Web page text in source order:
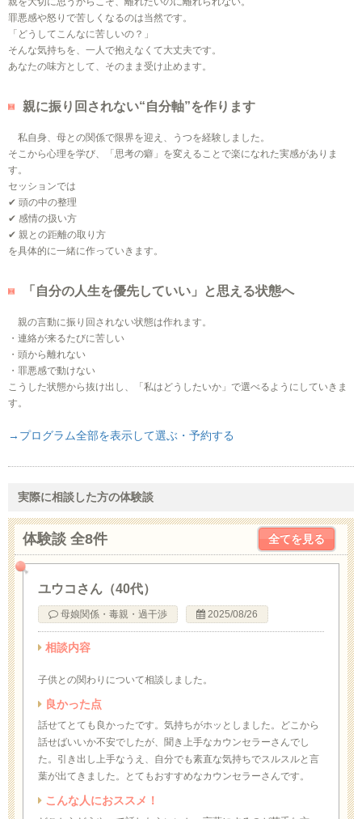
罪悪感や怒りで苦しくなるのは当然です。
「どうしてこんなに苦しいの？」
そんな気持ちを、一人で抱えなくて大丈夫です。
あなたの味方として、そのまま受け止めます。
親に振り回されない“自分軸”を作ります
私自身、母との関係で限界を迎え、うつを経験しました。
そこから心理を学び、「思考の癖」を変えることで楽になれた実感がありま
す。
セッションでは
✔ 頭の中の整理
✔ 感情の扱い方
✔ 親との距離の取り方
を具体的に一緒に作っていきます。
「自分の人生を優先していい」と思える状態へ
親の言動に振り回されない状態は作れます。
・連絡が来るたびに苦しい
・頭から離れない
・罪悪感で動けない
こうした状態から抜け出し、「私はどうしたいか」で選べるようにしていきま
す。
→プログラム全部を表示して選ぶ・予約する
実際に相談した方の体験談
体験談 全8件 全てを見る
ユウコさん（40代）
母娘関係・毒親・過干渉 2025/08/26
相談内容
子供との関わりについて相談しました。
良かった点
話せてとても良かったです。気持ちがホッとしました。どこから
話せばいいか不安でしたが、聞き上手なカウンセラーさんでし
た。引き出し上手なうえ、自分でも素直な気持ちでスルスルと言
葉が出てきました。とてもおすすめなカウンセラーさんです。
こんな人におススメ！